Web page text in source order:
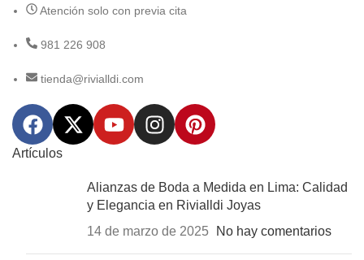
Atención solo con previa cita
981 226 908
tienda@rivialldi.com
Artículos
Alianzas de Boda a Medida en Lima: Calidad
y Elegancia en Rivialldi Joyas
14 de marzo de 2025
No hay comentarios